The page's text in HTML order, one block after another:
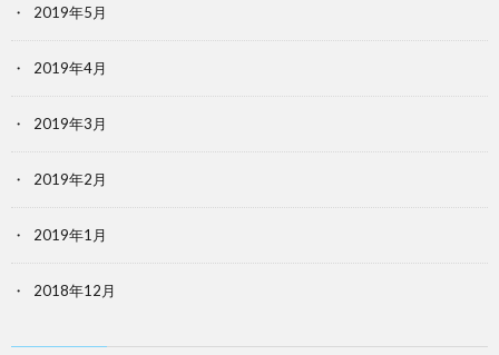
2019年5月
2019年4月
2019年3月
2019年2月
2019年1月
2018年12月